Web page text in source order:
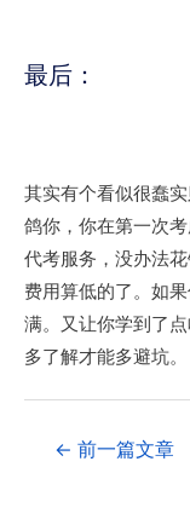
最后：
其实有个看似很蠢
鸽你，你在第一次
代考服务，没办法
费用算低的了。如
满。又让你学到了
多了解才能多避坑。
← 前一篇文章